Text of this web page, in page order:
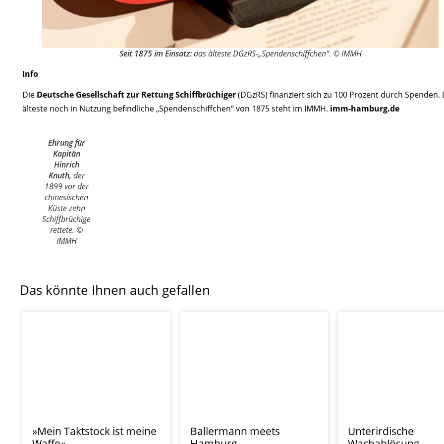
Seit 1875 im Einsatz:das älteste DGzRS-„Spendenschiffchen“. © IMMH
Info
Die Deutsche Gesellschaft zur Rettung Schiffbrüchiger(DGzRS) finanziert sich zu 100 Prozent durch Spenden.
älteste noch in Nutzung befindliche „Spendenschiffchen“ von 1875 steht im IMMH. imm-hamburg.de
Ehrung für
Kapitän
Hinrich
Knuth, der
1899 vor der
chinesischen
Küste zehn
Schiffbrüchige
rettete. ©
IMMH
Das könnte Ihnen auch gefallen
»Mein Taktstock ist meine
Ballermann meets
Unterirdische